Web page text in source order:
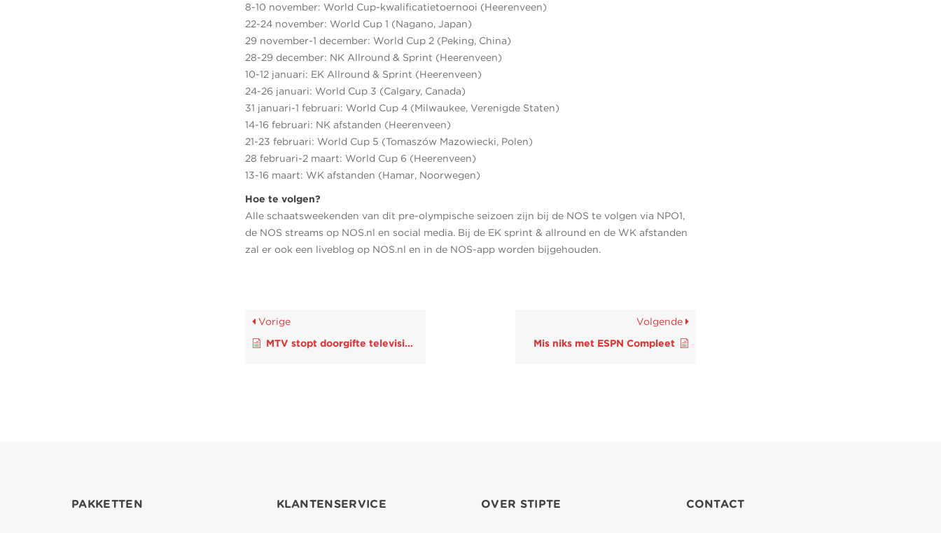
8-10 november: World Cup-kwalificatietoernooi (Heerenveen)
22-24 november: World Cup 1 (Nagano, Japan)
29 november-1 december: World Cup 2 (Peking, China)
28-29 december: NK Allround & Sprint (Heerenveen)
10-12 januari: EK Allround & Sprint (Heerenveen)
24-26 januari: World Cup 3 (Calgary, Canada)
31 januari-1 februari: World Cup 4 (Milwaukee, Verenigde Staten)
14-16 februari: NK afstanden (Heerenveen)
21-23 februari: World Cup 5 (Tomaszów Mazowiecki, Polen)
28 februari-2 maart: World Cup 6 (Heerenveen)
13-16 maart: WK afstanden (Hamar, Noorwegen)
Hoe te volgen?
Alle schaatsweekenden van dit pre-olympische seizoen zijn bij de NOS te volgen via NPO1,
de NOS streams op NOS.nl en social media. Bij de EK sprint & allround en de WK afstanden
zal er ook een liveblog op NOS.nl en in de NOS-app worden bijgehouden.
Vorige
MTV stopt doorgifte televisiezenders
Volgende
Mis niks met ESPN Compleet
PAKKETTEN KLANTENSERVICE OVER STIPTE CONTACT